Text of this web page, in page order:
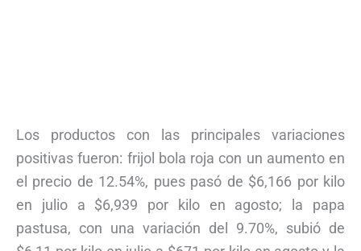
Los productos con las principales variaciones
positivas fueron: frijol bola roja con un aumento en
el precio de 12.54%, pues pasó de $6,166 por kilo
en julio a $6,939 por kilo en agosto; la papa
pastusa, con una variación del 9.70%, subió de